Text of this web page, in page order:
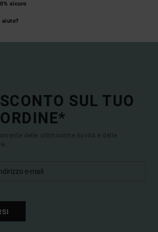
sicuro
aiuto?
SUL TUO
delle ultimissime novità e delle